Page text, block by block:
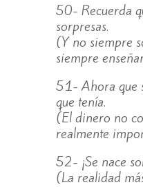
50- Recuerda
sorpresas.
(Y no siempre
siempre
51- Ahora que
que tenía.
(El dinero no
realmente
52- ¡Se nace
(La realidad